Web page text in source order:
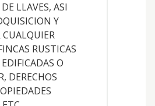
LLAVES, ASI
Y
CUALQUIER
RUSTICAS
O
DERECHOS